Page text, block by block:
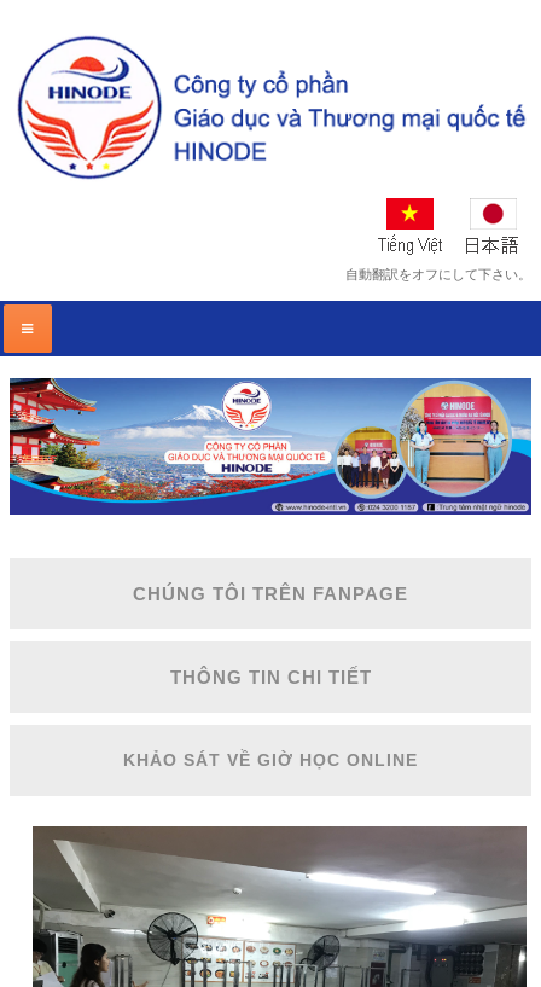
自動翻訳をオフにして下さい。
CHÚNG TÔI TRÊN FANPAGE
THÔNG TIN CHI TIẾT
KHẢO SÁT VỀ GIỜ HỌC ONLINE